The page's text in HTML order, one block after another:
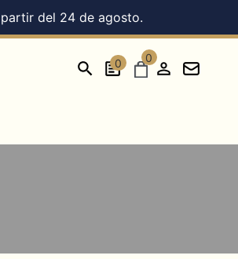
del 24 de agosto.
0 0